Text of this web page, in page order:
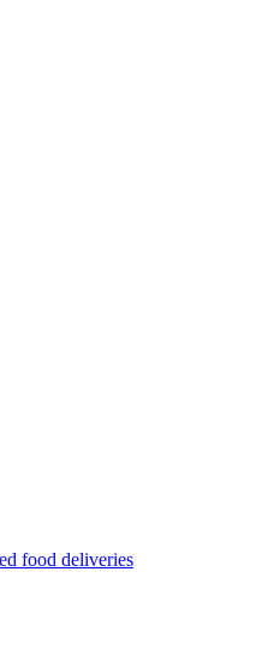
food deliveries